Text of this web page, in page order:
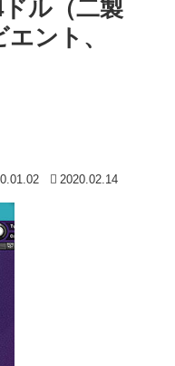
ル（二製
ント、
2020.02.14